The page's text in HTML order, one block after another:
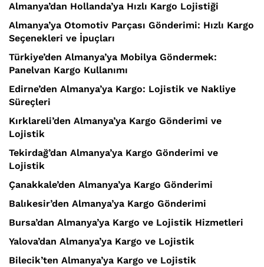
Almanya’dan Hollanda’ya Hızlı Kargo Lojistiği
Almanya’ya Otomotiv Parçası Gönderimi: Hızlı Kargo
Seçenekleri ve İpuçları
Türkiye’den Almanya’ya Mobilya Göndermek:
Panelvan Kargo Kullanımı
Edirne’den Almanya’ya Kargo: Lojistik ve Nakliye
Süreçleri
Kırklareli’den Almanya’ya Kargo Gönderimi ve
Lojistik
Tekirdağ’dan Almanya’ya Kargo Gönderimi ve
Lojistik
Çanakkale’den Almanya’ya Kargo Gönderimi
Balıkesir’den Almanya’ya Kargo Gönderimi
Bursa’dan Almanya’ya Kargo ve Lojistik Hizmetleri
Yalova’dan Almanya’ya Kargo ve Lojistik
Bilecik’ten Almanya’ya Kargo ve Lojistik